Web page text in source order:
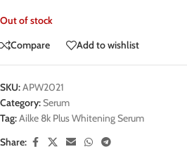
Out of stock
Compare
Add to wishlist
SKU:APW2021
Category:Serum
Tag:Ailke 8k Plus Whitening Serum
Share: